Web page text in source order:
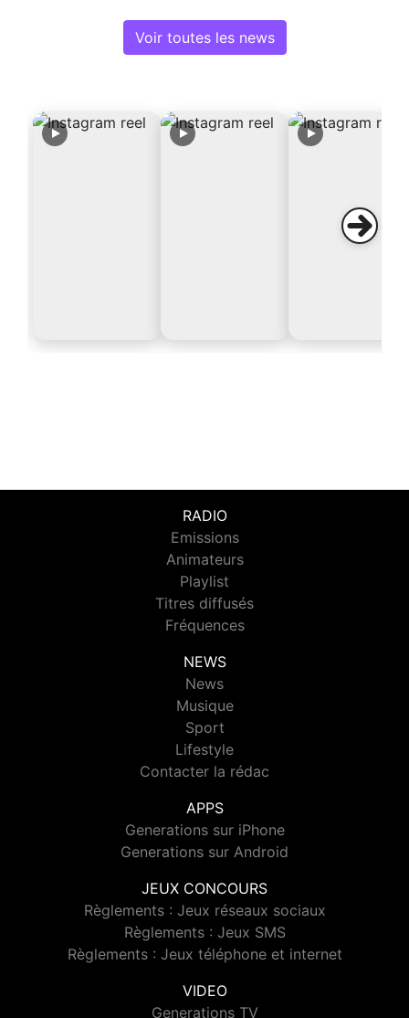
Voir toutes les news
RADIO
Emissions
Animateurs
Playlist
Titres diffusés
Fréquences
NEWS
News
Musique
Sport
Lifestyle
Contacter la rédac
APPS
Generations sur iPhone
Generations sur Android
JEUX CONCOURS
Règlements : Jeux réseaux sociaux
Règlements : Jeux SMS
Règlements : Jeux téléphone et internet
VIDEO
Generations TV